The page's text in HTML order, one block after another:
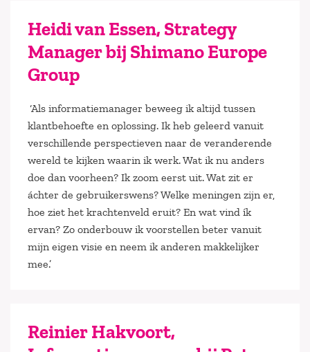
Heidi van Essen, Strategy
Manager bij Shimano Europe
Group
‘Als informatiemanager beweeg ik altijd tussen
klantbehoefte en oplossing. Ik heb geleerd vanuit
verschillende perspectieven naar de veranderende
wereld te kijken waarin ik werk. Wat ik nu anders
doe dan voorheen? Ik zoom eerst uit. Wat zit er
áchter de gebruikerswens? Welke meningen zijn er,
hoe ziet het krachtenveld eruit? En wat vind ík
ervan? Zo onderbouw ik voorstellen beter vanuit
mijn eigen visie en neem ik anderen makkelijker
mee.’
Reinier Hakvoort,